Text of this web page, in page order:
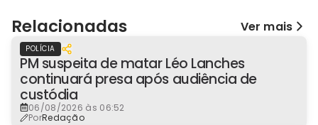
Relacionadas Ver mais
POLÍCIA
PM suspeita de matar Léo Lanches
continuará presa após audiência de
custódia
06/08/2026 às 06:52
PorRedação